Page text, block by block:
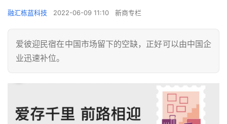
融汇栋蓝科技 2022-06-09 11:10 新商专栏
爱彼迎民宿在中国市场留下的空缺，正好可以由中国企
业迅速补位。